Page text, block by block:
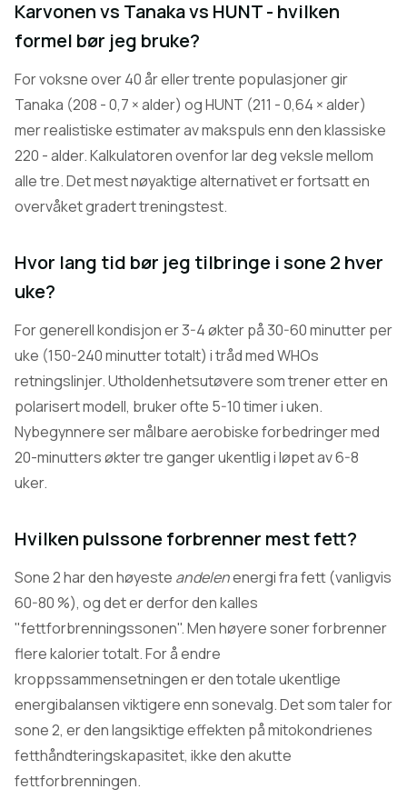
Karvonen vs Tanaka vs HUNT - hvilken
formel bør jeg bruke?
For voksne over 40 år eller trente populasjoner gir
Tanaka (208 - 0,7 × alder) og HUNT (211 - 0,64 × alder)
mer realistiske estimater av makspuls enn den klassiske
220 - alder. Kalkulatoren ovenfor lar deg veksle mellom
alle tre. Det mest nøyaktige alternativet er fortsatt en
overvåket gradert treningstest.
Hvor lang tid bør jeg tilbringe i sone 2 hver
uke?
For generell kondisjon er 3-4 økter på 30-60 minutter per
uke (150-240 minutter totalt) i tråd med WHOs
retningslinjer. Utholdenhetsutøvere som trener etter en
polarisert modell, bruker ofte 5-10 timer i uken.
Nybegynnere ser målbare aerobiske forbedringer med
20-minutters økter tre ganger ukentlig i løpet av 6-8
uker.
Hvilken pulssone forbrenner mest fett?
Sone 2 har den høyeste andelenenergi fra fett (vanligvis
60-80 %), og det er derfor den kalles
"fettforbrenningssonen". Men høyere soner forbrenner
flere kalorier totalt. For å endre
kroppssammensetningen er den totale ukentlige
energibalansen viktigere enn sonevalg. Det som taler for
sone 2, er den langsiktige effekten på mitokondrienes
fetthåndteringskapasitet, ikke den akutte
fettforbrenningen.